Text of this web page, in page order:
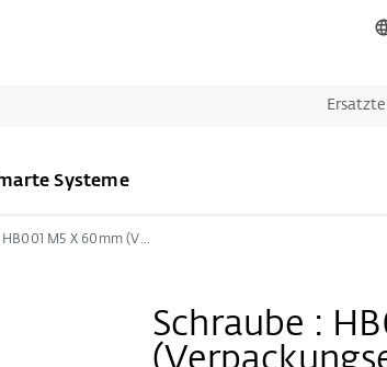
Systeme
Schraube : HB001 M5 X 60mm (Verpackungseinheit a 10 Stück)
Schraube :